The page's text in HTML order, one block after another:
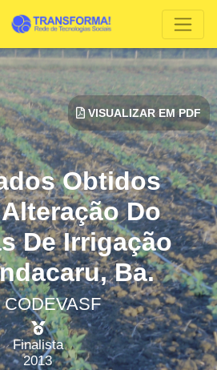
Obtidos
Do
De Irrigação
Ba.
CODEVASF
Finalista
2013
VISUALIZAR EM PDF